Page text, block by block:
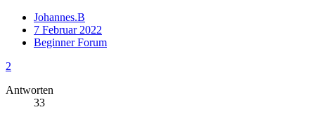
Johannes.B
7 Februar 2022
Beginner Forum
2
Antworten
33